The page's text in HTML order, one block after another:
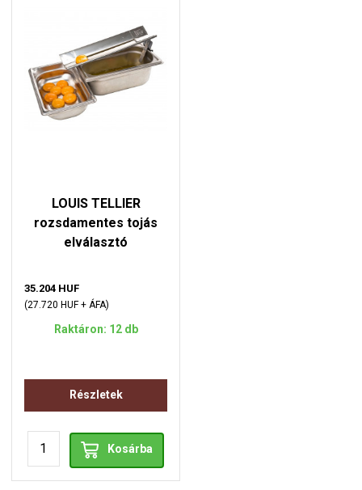
LOUIS TELLIER
rozsdamentes tojás
elválasztó
35.204 HUF
(27.720 HUF + ÁFA)
Raktáron: 12 db
Részletek
Kosárba